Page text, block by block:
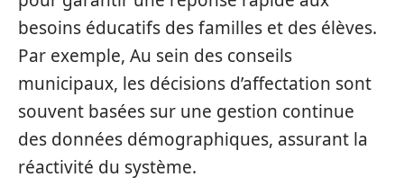
besoins éducatifs des familles et des élèves.
Par exemple, Au sein des conseils
municipaux, les décisions d’affectation sont
souvent basées sur une gestion continue
des données démographiques, assurant la
réactivité du système.